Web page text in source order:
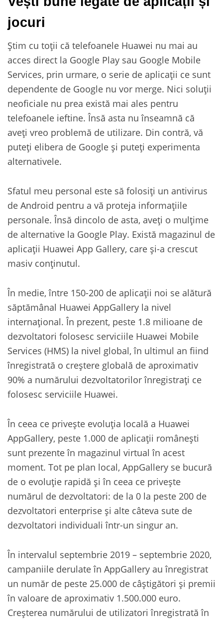
jocuri
Știm cu toții că telefoanele Huawei nu mai au
acces direct la Google Play sau Google Mobile
Services, prin urmare, o serie de aplicații ce sunt
dependente de Google nu vor merge. Nici soluții
neoficiale nu prea există mai ales pentru
telefoanele ieftine. Însă asta nu înseamnă că
aveți vreo problemă de utilizare. Din contră, vă
puteți elibera de Google și puteți experimenta
alternativele.
Sfatul meu personal este să folosiți un antivirus
de Android pentru a vă proteja informațiile
personale. Însă dincolo de asta, aveți o mulțime
de alternative la Google Play. Există magazinul de
aplicații Huawei App Gallery, care și-a crescut
masiv conținutul.
În medie, între 150-200 de aplicații noi se alătură
săptămânal Huawei AppGallery la nivel
internațional. În prezent, peste 1.8 milioane de
dezvoltatori folosesc serviciile Huawei Mobile
Services (HMS) la nivel global, în ultimul an fiind
înregistrată o creștere globală de aproximativ
90% a numărului dezvoltatorilor înregistrați ce
folosesc serviciile Huawei.
În ceea ce privește evoluția locală a Huawei
AppGallery, peste 1.000 de aplicații românești
sunt prezente în magazinul virtual în acest
moment. Tot pe plan local, AppGallery se bucură
de o evoluție rapidă și în ceea ce privește
numărul de dezvoltatori: de la 0 la peste 200 de
dezvoltatori enterprise și alte câteva sute de
dezvoltatori individuali într-un singur an.
În intervalul septembrie 2019 – septembrie 2020,
campaniile derulate în AppGallery au înregistrat
un număr de peste 25.000 de câștigători și premii
în valoare de aproximativ 1.500.000 euro.
Creșterea numărului de utilizatori înregistrată în